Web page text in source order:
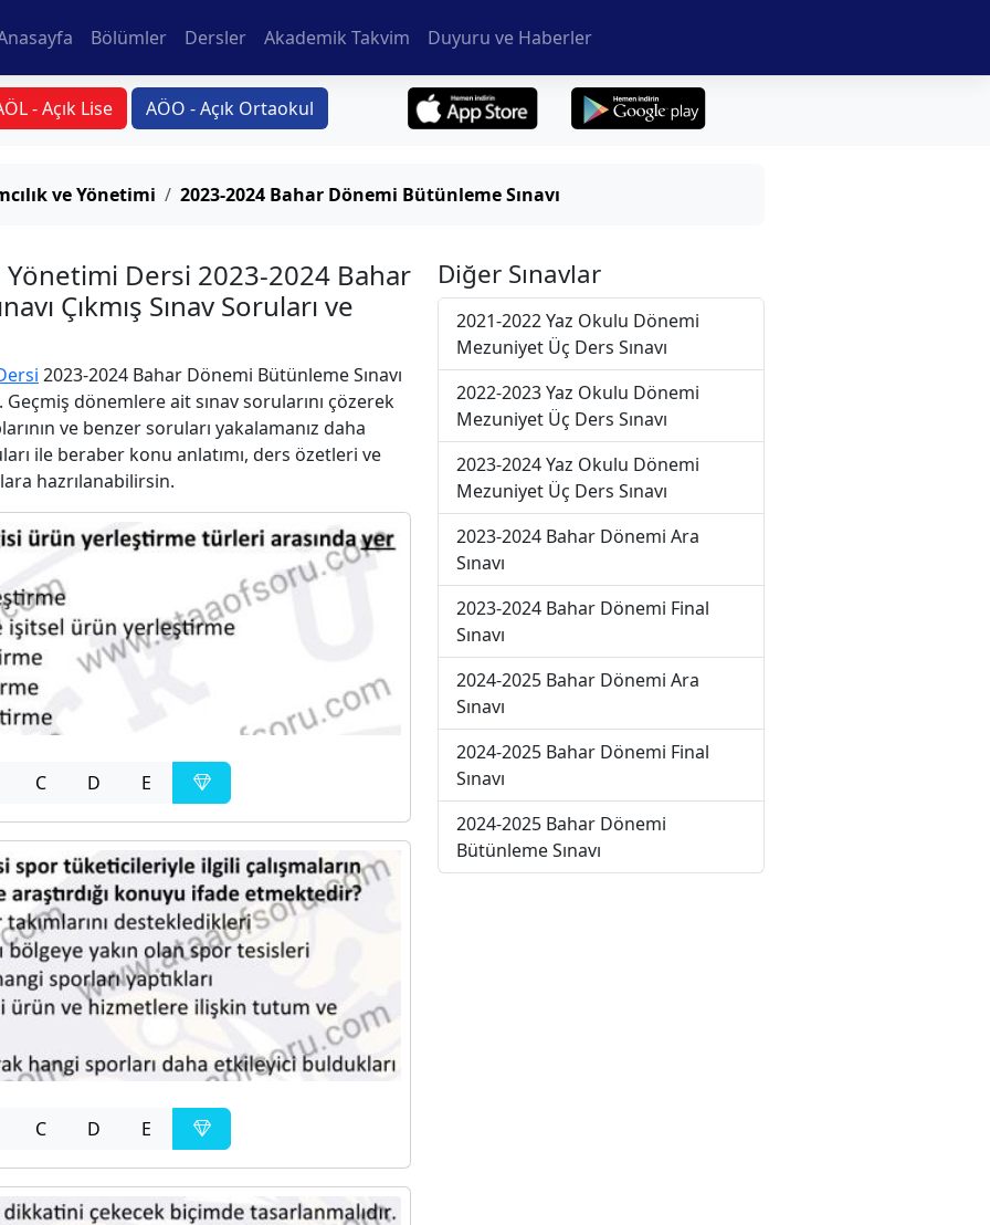
Bölümler Dersler Akademik Takvim Duyuru ve Haberler
- Açık Lise AÖO - Açık Ortaokul
ve Yönetimi 2023-2024 Bahar Dönemi Bütünleme Sınavı
Yönetimi Dersi 2023-2024 Bahar
Çıkmış Sınav Soruları ve
2023-2024 Bahar Dönemi Bütünleme Sınavı
Geçmiş dönemlere ait sınav sorularını çözerek
ve benzer soruları yakalamanız daha
ile beraber konu anlatımı, ders özetleri ve
hazrılanabilirsin.
C D E
C D E
Diğer Sınavlar
2021-2022 Yaz Okulu Dönemi
Mezuniyet Üç Ders Sınavı
2022-2023 Yaz Okulu Dönemi
Mezuniyet Üç Ders Sınavı
2023-2024 Yaz Okulu Dönemi
Mezuniyet Üç Ders Sınavı
2023-2024 Bahar Dönemi Ara
Sınavı
2023-2024 Bahar Dönemi Final
Sınavı
2024-2025 Bahar Dönemi Ara
Sınavı
2024-2025 Bahar Dönemi Final
Sınavı
2024-2025 Bahar Dönemi
Bütünleme Sınavı